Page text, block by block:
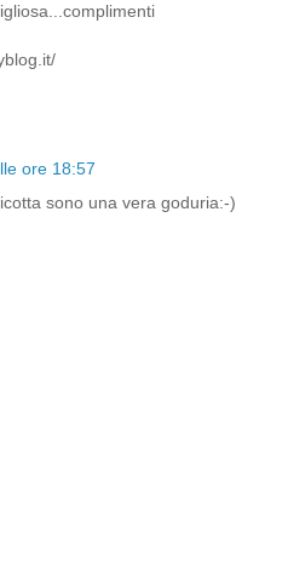
ore 18:57
sono una vera goduria:-)